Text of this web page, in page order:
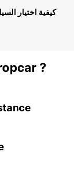
كيفية اختيار
?